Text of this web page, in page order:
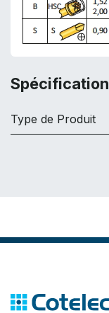
Type de Produit